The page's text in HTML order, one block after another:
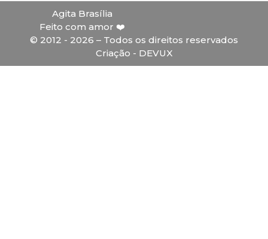
Agita Brasília
Feito com amor ❤️
© 2012 - 2026 – Todos os direitos reservados
Criação - DEVUX